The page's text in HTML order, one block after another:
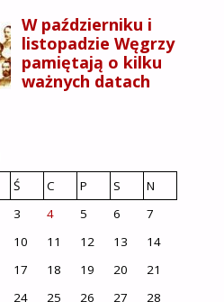
Ś C P S
N
3 4 5 6
7
10 11 12 13
14
17 18 19 20
21
24 25 26 27 28